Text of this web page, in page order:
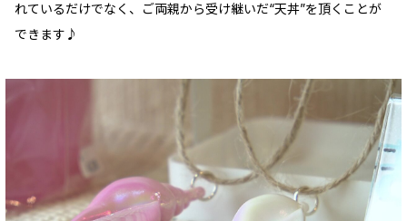
れているだけでなく、ご両親から受け継いだ“天丼”を頂くことが
できます♪